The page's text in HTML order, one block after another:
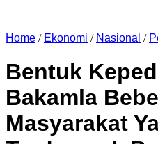
Home / Ekonomi / Nasional /
Bentuk
Bakamla
Masyarakat